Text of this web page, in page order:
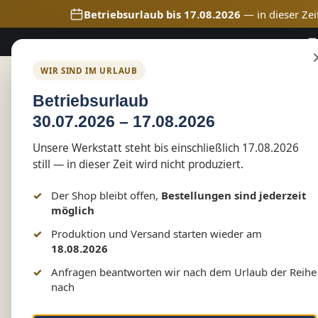
Hauptinhalt springen
Zur Suche springen
Zur Hauptnavigation springen
Betriebsurlaub bis 17.08.2026 — in dieser
WIR SIND IM URLAUB
Betriebsurlaub
30.07.2026 – 17.08.2026
Unsere Werkstatt steht bis einschließlich 17.08.2026
still — in dieser Zeit wird nicht produziert.
Der Shop bleibt offen, Bestellungen sind jederzeit
möglich
Produktion und Versand starten wieder am
18.08.2026
Anfragen beantworten wir nach dem Urlaub der Reihe
nach
🚚
Shop Vereinswelt Schützenzunft Tessin
Herren Poloshirt-/hemd